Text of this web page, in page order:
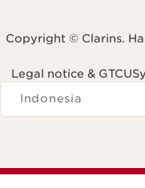
Copyright © Clarins.
Legal notice & GTCU
Navigates to
Indonesia